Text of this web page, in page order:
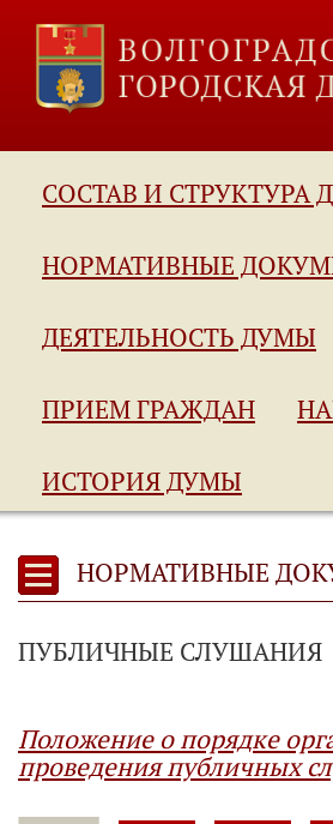
СОСТАВ И СТРУКТУРА
НОРМАТИВНЫЕ
ДЕЯТЕЛЬНОСТЬ ДУМЫ
ПРИЕМ ГРАЖДАН
ИСТОРИЯ ДУМЫ
НОРМАТИВНЫЕ
ПУБЛИЧНЫЕ СЛУШАНИЯ
Положение о порядке
проведения публичных